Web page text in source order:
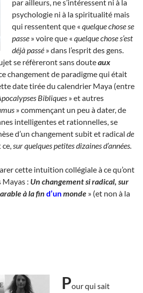
par ailleurs, ne s’intéressent ni à la
psychologie ni à la spiritualité mais
qui ressentent que « quelque chose se
passe » voire que « quelque chose s’est
déjà passé » dans l’esprit des gens.
se réfèreront sans douteaux
changement de paradigme qui était
date tirée du calendrier Maya (entre
Bibliques » et autres
» commençant un peu à dater, de
intelligentes et rationnelles, se
d’un changement subit et radical de
sur quelques petites dizaines d’années.
cette intuition collégiale à ce qu’ont
Mayas : Un changement si radical, sur
à la fin d’unmonde » (et non à la
Pour qui sait